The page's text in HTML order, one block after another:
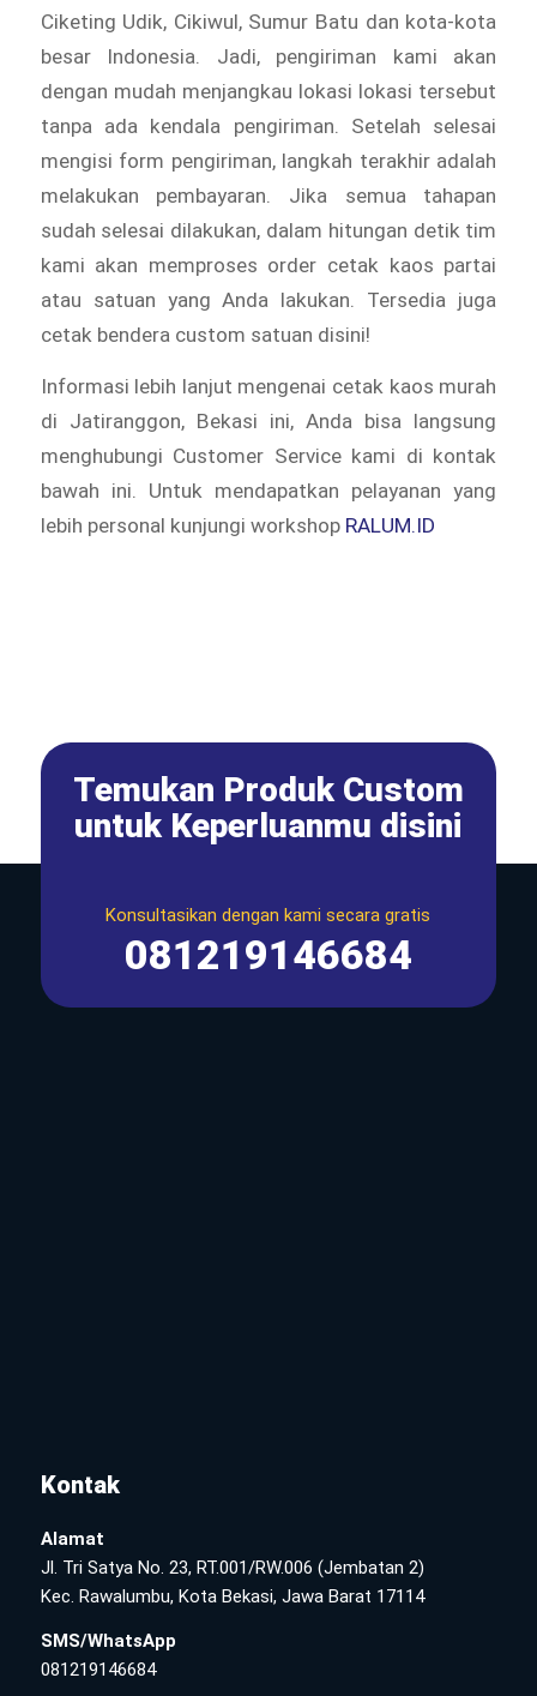
Ciketing Udik, Cikiwul, Sumur Batu dan kota-kota
besar Indonesia. Jadi, pengiriman kami akan
dengan mudah menjangkau lokasi lokasi tersebut
tanpa ada kendala pengiriman. Setelah selesai
mengisi form pengiriman, langkah terakhir adalah
melakukan pembayaran. Jika semua tahapan
sudah selesai dilakukan, dalam hitungan detik tim
kami akan memproses order cetak kaos partai
atau satuan yang Anda lakukan. Tersedia juga
cetak bendera custom satuan disini!
Informasi lebih lanjut mengenai cetak kaos murah
di Jatiranggon, Bekasi ini, Anda bisa langsung
menghubungi Customer Service kami di kontak
bawah ini. Untuk mendapatkan pelayanan yang
lebih personal kunjungi workshop RALUM.ID
Temukan Produk Custom
untuk Keperluanmu disini
Konsultasikan dengan kami secara gratis
081219146684
Kontak
Alamat
Jl. Tri Satya No. 23, RT.001/RW.006 (Jembatan 2)
Kec. Rawalumbu, Kota Bekasi, Jawa Barat 17114
SMS/WhatsApp
081219146684